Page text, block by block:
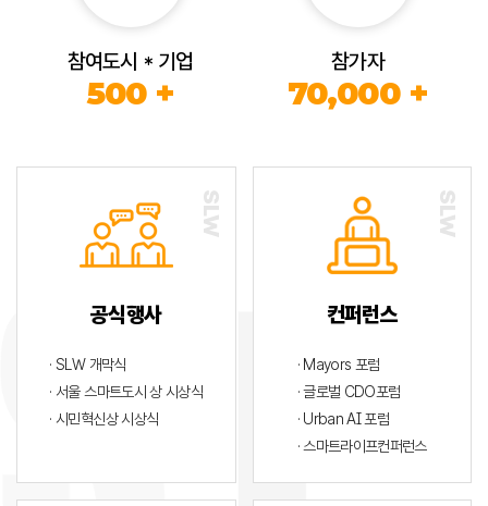
참여도시 * 기업
500 +
참가자
70,000 +
공식행사
· SLW 개막식
· 서울 스마트도시 상 시상식
· 시민혁신상 시상식
컨퍼런스
· Mayors 포럼
· 글로벌 CDO포럼
· Urban AI 포럼
· 스마트라이프컨퍼런스